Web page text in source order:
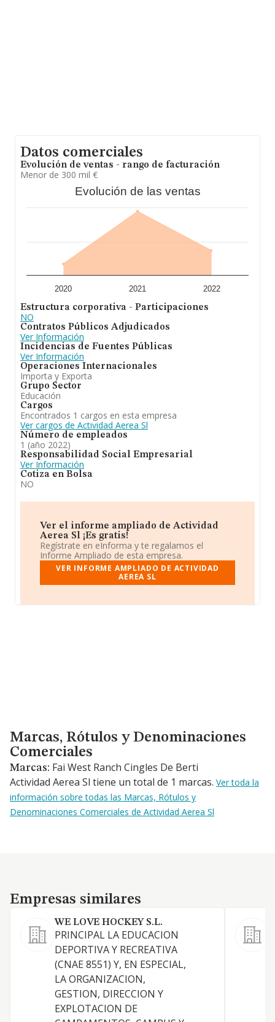
Datos comerciales
Evolución de ventas - rango de facturación
Menor de 300 mil €
Evolución de las ventas
2020 2021 2022
Estructura corporativa - Participaciones
NO
Contratos Públicos Adjudicados
Ver Información
Incidencias de Fuentes Públicas
Ver Información
Operaciones Internacionales
Importa y Exporta
Grupo Sector
Educación
Cargos
Encontrados 1 cargos en esta empresa
Ver cargos de Actividad Aerea Sl
Número de empleados
1 (año 2022)
Responsabilidad Social Empresarial
Ver Información
Cotiza en Bolsa
NO
Ver el informe ampliado de Actividad
Aerea Sl ¡Es gratis!
Regístrate en eInforma y te regalamos el
Informe Ampliado de esta empresa.
VER INFORME AMPLIADO DE ACTIVIDAD
AEREA SL
Marcas, Rótulos y Denominaciones Comerciales
Marcas, Rótulos y Denominaciones
Comerciales
Marcas: Fai West Ranch Cingles De Berti
Actividad Aerea Sl tiene un total de 1 marcas. Ver toda la
información sobre todas las Marcas, Rótulos y
Denominaciones Comerciales de Actividad Aerea Sl
Empresas similares
Empresas similares
WE LOVE HOCKEY S.L.
PRINCIPAL LA EDUCACION
DEPORTIVA Y RECREATIVA
(CNAE 8551) Y, EN ESPECIAL,
LA ORGANIZACION,
GESTION, DIRECCION Y
EXPLOTACION DE